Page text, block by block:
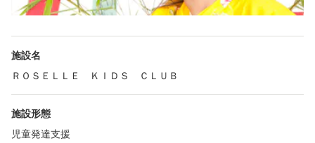
施設名
ＲＯＳＥＬＬＥ ＫＩＤＳ ＣＬＵＢ
施設形態
児童発達支援